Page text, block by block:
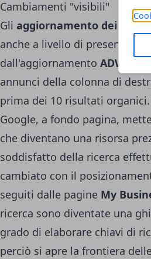
Cambiamenti "visibili"
Gli aggiornamento dei
anche a livello di
dall'aggiornamento ADWords
annunci della colonna di
prima dei 10 risultati
Google, a fondo pagina,
che diventano una risorsa
soddisfatto della ricerca
cambiato con il
seguiti dalle pagine My
ricerca sono diventate una
grado di elaborare chiavi di
perciò si apre la frontiera